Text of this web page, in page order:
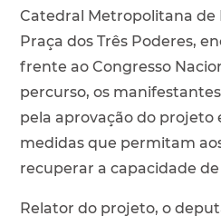
Catedral Metropolitana de
Praça dos Três Poderes,
frente ao Congresso
percurso, os
pela aprovação do projeto
medidas que permitam
recuperar a capacidade
Relator do projeto, o